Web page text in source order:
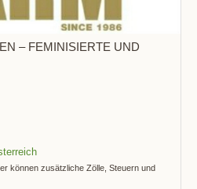
– FEMINISIERTE UND
können zusätzliche Zölle, Steuern und